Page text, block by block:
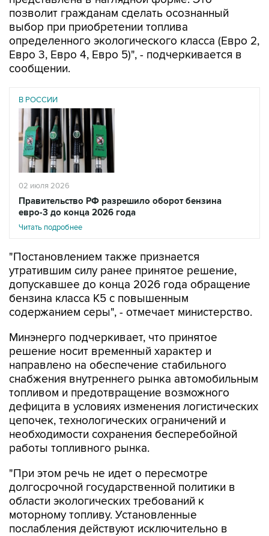
позволит гражданам сделать осознанный
выбор при приобретении топлива
определенного экологического класса (Евро 2,
Евро 3, Евро 4, Евро 5)", - подчеркивается в
сообщении.
В РОССИИ
02 июля 2026
Правительство РФ разрешило оборот бензина
евро-3 до конца 2026 года
Читать подробнее
"Постановлением также признается
утратившим силу ранее принятое решение,
допускавшее до конца 2026 года обращение
бензина класса К5 с повышенным
содержанием серы", - отмечает министерство.
Минэнерго подчеркивает, что принятое
решение носит временный характер и
направлено на обеспечение стабильного
снабжения внутреннего рынка автомобильным
топливом и предотвращение возможного
дефицита в условиях изменения логистических
цепочек, технологических ограничений и
необходимости сохранения бесперебойной
работы топливного рынка.
"При этом речь не идет о пересмотре
долгосрочной государственной политики в
области экологических требований к
моторному топливу. Установленные
послабления действуют исключительно в